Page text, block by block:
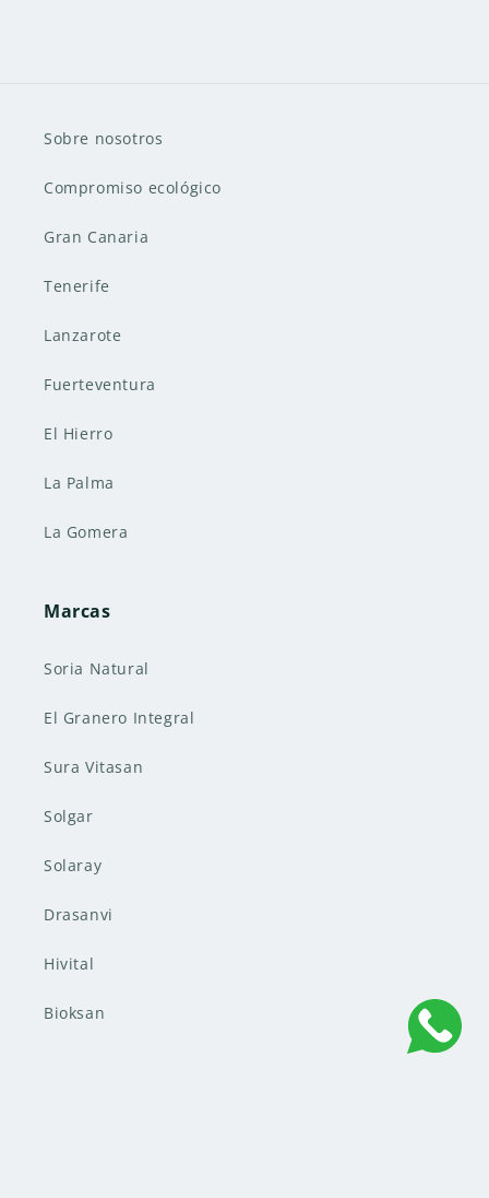
Sobre nosotros
Compromiso ecológico
Gran Canaria
Tenerife
Lanzarote
Fuerteventura
El Hierro
La Palma
La Gomera
Marcas
Soria Natural
El Granero Integral
Sura Vitasan
Solgar
Solaray
Drasanvi
Hivital
Bioksan